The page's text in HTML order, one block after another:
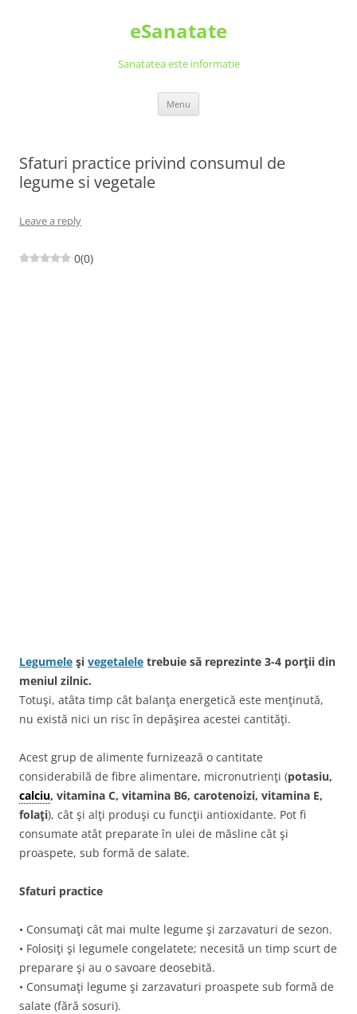
eSanatate
Sanatatea este informatie
Menu
Sfaturi practice privind consumul de
legume si vegetale
Leave a reply
0(0)
Legumele şi vegetalele trebuie să reprezinte 3-4 porţii din
meniul zilnic.
Totuşi, atâta timp cât balanţa energetică este menţinută,
nu există nici un risc în depăşirea acestei cantităţi.
Acest grup de alimente furnizează o cantitate
considerabilă de fibre alimentare, micronutrienţi (potasiu,
calciu, vitamina C, vitamina B6, carotenoizi, vitamina E,
folaţi), cât şi alţi produşi cu funcţii antioxidante. Pot fi
consumate atât preparate în ulei de măsline cât şi
proaspete, sub formă de salate.
Sfaturi practice
• Consumaţi cât mai multe legume şi zarzavaturi de sezon.
• Folosiţi şi legumele congelatete; necesită un timp scurt de
preparare şi au o savoare deosebită.
• Consumaţi legume şi zarzavaturi proaspete sub formă de
salate (fără sosuri).